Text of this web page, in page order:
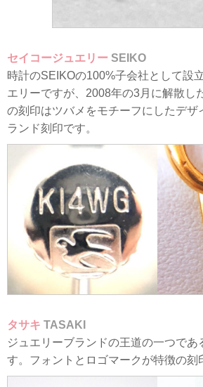
セイコージュエリー SEIKO
時計のSEIKOの100%子会社として設
エリーですが、2008年の3月に解散し
の刻印はツバメをモチーフにしたデザ
ランド刻印です。
タサキ TASAKI
ジュエリーブランドの王道の一つであ
す。フォントとロゴマークが特徴の刻